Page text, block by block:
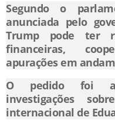
Segundo o
anunciada pelo
Trumppode ter
financeiras,
apurações em
O pedido foi
investigações
internacional de